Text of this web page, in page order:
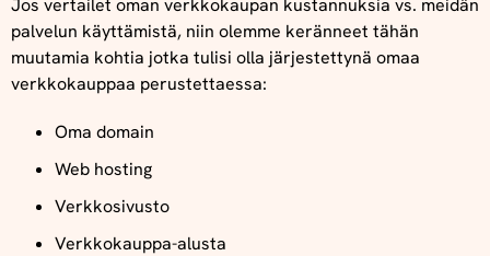
Jos vertailet oman verkkokaupan kustannuksia vs. meidän
palvelun käyttämistä, niin olemme keränneet tähän
muutamia kohtia jotka tulisi olla järjestettynä omaa
verkkokauppaa perustettaessa:
Oma domain
Web hosting
Verkkosivusto
Verkkokauppa-alusta